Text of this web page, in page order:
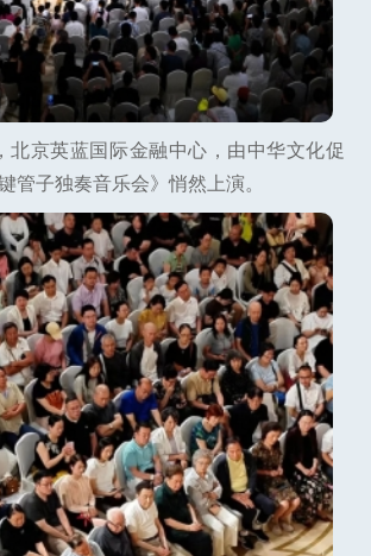
北京英蓝国际金融中心，由中华文化促
管子独奏音乐会》悄然上演。